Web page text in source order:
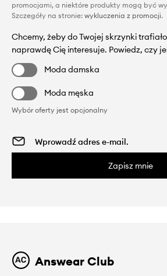
promocjami, a niektóre produkty mogą być
Szczegóły na stronie: wykluczenia z promocji.
Chcemy, żeby do Twojej skrzynki
naprawdę Cię interesuje. Powiedz, czy
Moda damska
Moda męska
Wybór oferty jest opcjonalny
Zapisz mnie
Answear Club